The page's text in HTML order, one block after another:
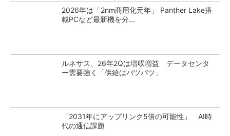
2026年は「2nm商用化元年」 Panther Lake搭
載PCなど最新機を分...
ルネサス、26年2Qは増収増益 データセンタ
ー需要強く「供給はパツパツ」
「2031年にアップリンク5倍の可能性」 AI時
代の通信課題